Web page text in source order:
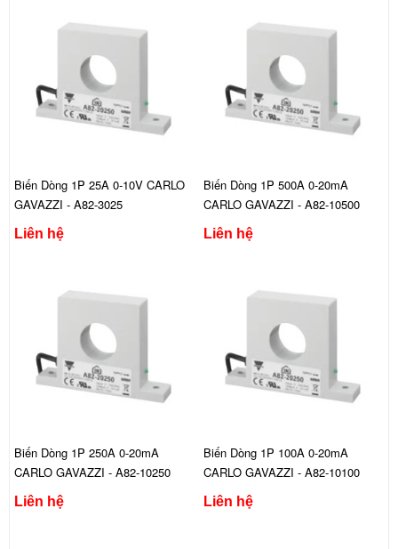
Biến Dòng 1P 25A 0-10V CARLO
GAVAZZI - A82-3025
Liên hệ
Biến Dòng 1P 500A 0-20mA
CARLO GAVAZZI - A82-10500
Liên hệ
Biến Dòng 1P 250A 0-20mA
CARLO GAVAZZI - A82-10250
Liên hệ
Biến Dòng 1P 100A 0-20mA
CARLO GAVAZZI - A82-10100
Liên hệ